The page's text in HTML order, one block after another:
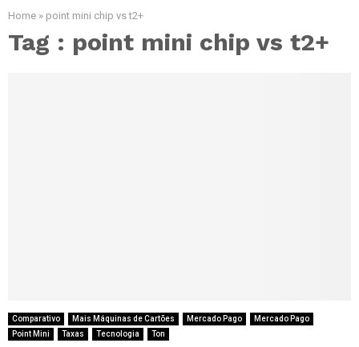
Home » point mini chip vs t2+
Tag : point mini chip vs t2+
Comparativo Mais Máquinas de Cartões Mercado Pago
Mercado Pago
Point Mini
Taxas Tecnologia Ton